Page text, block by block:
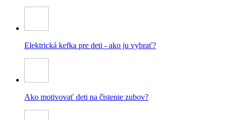
Elektrická kefka pre deti - ako ju vybrať?
Ako motivovať deti na čistenie zubov?